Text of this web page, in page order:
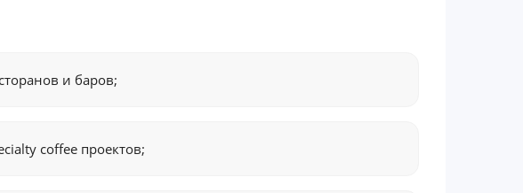
и баров;
coffee проектов;